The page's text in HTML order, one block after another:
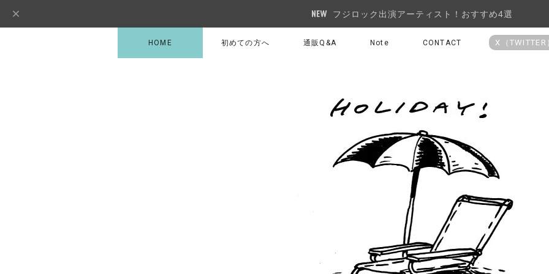
フジロック出演アーティスト！おすすめ4選
HOME 初めての方へ 通販Q&A Note CONTACT X（TWITTER